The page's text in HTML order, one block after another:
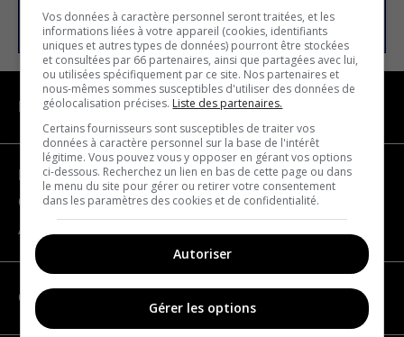
SUBSCRIBE
NAVIGATION
Become a partner
Contact us
About us
CATEGORIES
Vos données à caractère personnel seront traitées, et les
informations liées à votre appareil (cookies, identifiants
uniques et autres types de données) pourront être stockées
et consultées par 66 partenaires, ainsi que partagées avec lui,
ou utilisées spécifiquement par ce site. Nos partenaires et
nous-mêmes sommes susceptibles d'utiliser des données de
géolocalisation précises. Liste des partenaires.
Certains fournisseurs sont susceptibles de traiter vos
données à caractère personnel sur la base de l'intérêt
légitime. Vous pouvez vous y opposer en gérant vos options
ci-dessous. Recherchez un lien en bas de cette page ou dans
le menu du site pour gérer ou retirer votre consentement
dans les paramètres des cookies et de confidentialité.
Autoriser
Gérer les options